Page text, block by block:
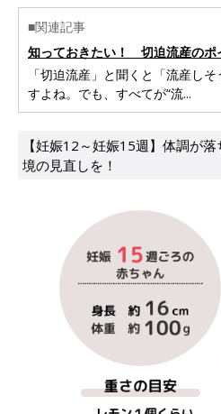
■関連記事
知っておきたい！ 切迫流産のポ
「切迫流産」と聞くと「流産し
すよね。でも、すべてが“流...
【妊娠12～妊娠15週】体調が
境の見直しを！